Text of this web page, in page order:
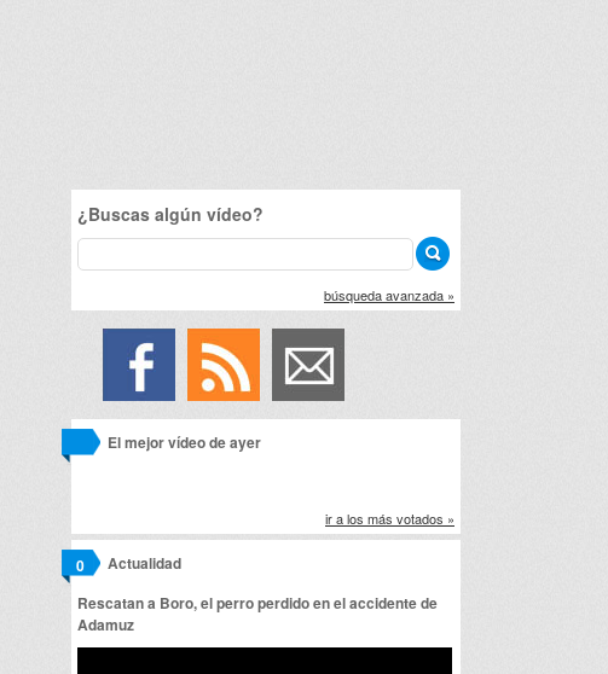
¿Buscas algún vídeo?
búsqueda avanzada »
El mejor vídeo de ayer
ir a los más votados »
Actualidad
0
Rescatan a Boro, el perro perdido en el accidente de
Adamuz